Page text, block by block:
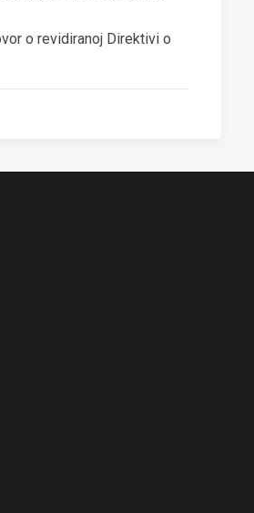
o revidiranoj Direktivi o